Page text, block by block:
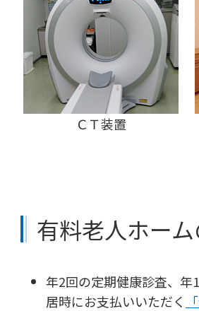
ＣＴ装置
有料老人ホー
年2回の定期健康診査、年
居時にお支払いいただく